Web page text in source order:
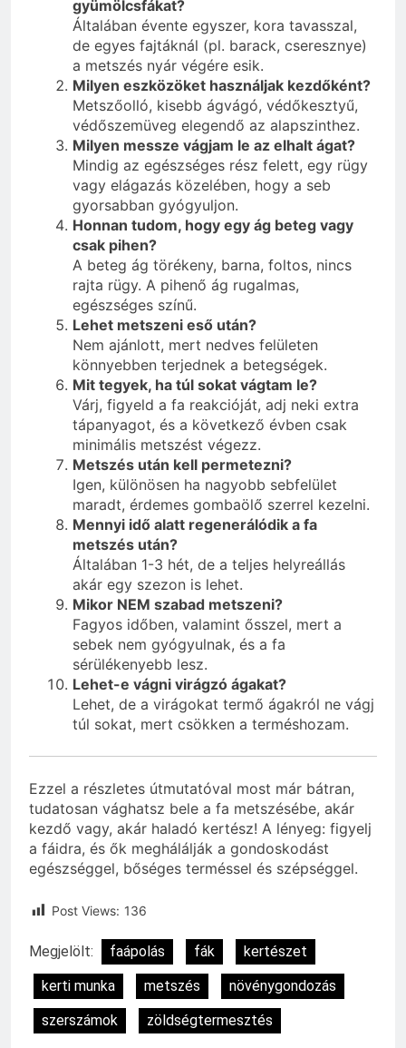
gyümölcsfákat?
Általában évente egyszer, kora tavasszal,
de egyes fajtáknál (pl. barack, cseresznye)
a metszés nyár végére esik.
Milyen eszközöket használjak kezdőként?
Metszőolló, kisebb ágvágó, védőkesztyű,
védőszemüveg elegendő az alapszinthez.
Milyen messze vágjam le az elhalt ágat?
Mindig az egészséges rész felett, egy rügy
vagy elágazás közelében, hogy a seb
gyorsabban gyógyuljon.
Honnan tudom, hogy egy ág beteg vagy
csak pihen?
A beteg ág törékeny, barna, foltos, nincs
rajta rügy. A pihenő ág rugalmas,
egészséges színű.
Lehet metszeni eső után?
Nem ajánlott, mert nedves felületen
könnyebben terjednek a betegségek.
Mit tegyek, ha túl sokat vágtam le?
Várj, figyeld a fa reakcióját, adj neki extra
tápanyagot, és a következő évben csak
minimális metszést végezz.
Metszés után kell permetezni?
Igen, különösen ha nagyobb sebfelület
maradt, érdemes gombaölő szerrel kezelni.
Mennyi idő alatt regenerálódik a fa
metszés után?
Általában 1-3 hét, de a teljes helyreállás
akár egy szezon is lehet.
Mikor NEM szabad metszeni?
Fagyos időben, valamint ősszel, mert a
sebek nem gyógyulnak, és a fa
sérülékenyebb lesz.
Lehet-e vágni virágzó ágakat?
Lehet, de a virágokat termő ágakról ne vágj
túl sokat, mert csökken a terméshozam.
Ezzel a részletes útmutatóval most már bátran,
tudatosan vághatsz bele a fa metszésébe, akár
kezdő vagy, akár haladó kertész! A lényeg: figyelj
a fáidra, és ők meghálálják a gondoskodást
egészséggel, bőséges terméssel és szépséggel.
Post Views: 136
Megjelölt: faápolás fák
kertészet
kerti munka
metszés
növénygondozás
szerszámok
zöldségtermesztés